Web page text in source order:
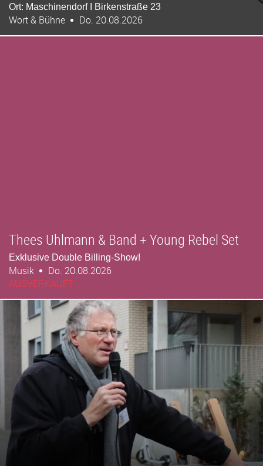
Ort: Maschinendorf I Birkenstraße 23
Wort & Bühne Do. 20.08.2026
Thees Uhlmann & Band + Young Rebel Set
Exklusive Double Billing-Show!
Musik
Do. 20.08.2026
AUSVERKAUFT